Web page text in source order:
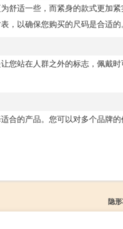
适一些，而紧身的款式更加紧
，以确保您购买的尺码是合适的。
您站在人群之外的标志，佩戴
合的产品。您可以对多个品牌
隐